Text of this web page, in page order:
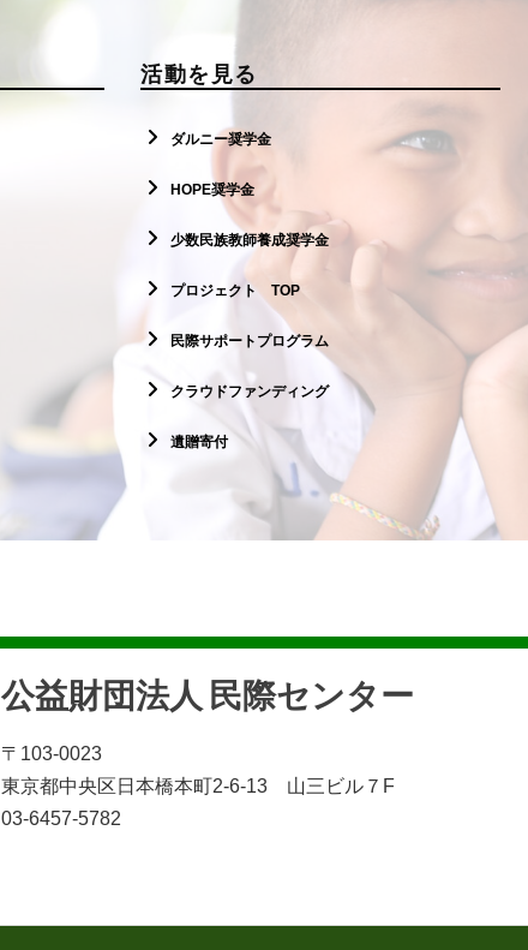
活動を見る
ダルニー奨学金
HOPE奨学金
少数民族教師養成奨学金
プロジェクト TOP
民際サポートプログラム
クラウドファンディング
遺贈寄付
公益財団法人 民際センター
〒103-0023
東京都中央区日本橋本町2-6-13 山三ビル７F
03-6457-5782